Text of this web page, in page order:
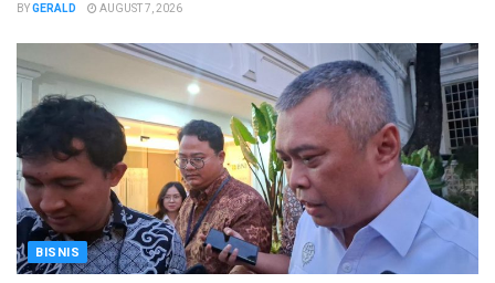
BYGERALD AUGUST 7, 2026
BISNIS